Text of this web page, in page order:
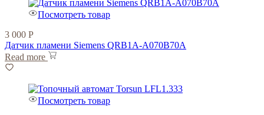
Посмотреть товар
3 000 Р
Датчик пламени Siemens QRB1A-A070B70A
Read more
Посмотреть товар